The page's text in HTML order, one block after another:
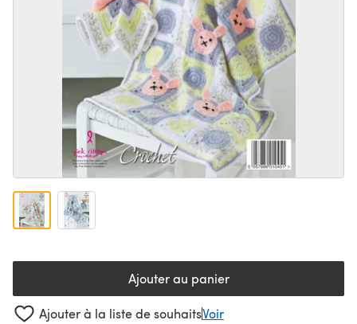
Ajouter au panier
Ajouter à la liste de souhaitsVoir